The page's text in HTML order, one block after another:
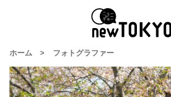
ホーム > フォトグラファー